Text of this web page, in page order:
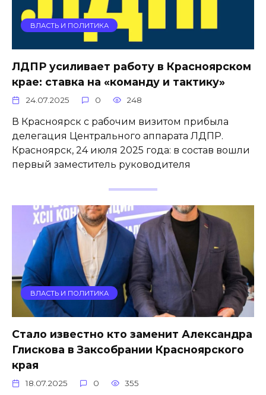
ВЛАСТЬ И ПОЛИТИКА
ЛДПР усиливает работу в Красноярском
крае: ставка на «команду и тактику»
24.07.2025 0 248
В Красноярск с рабочим визитом прибыла
делегация Центрального аппарата ЛДПР.
Красноярск, 24 июля 2025 года: в состав вошли
первый заместитель руководителя
ВЛАСТЬ И ПОЛИТИКА
Стало известно кто заменит Александра
Глискова в Заксобрании Красноярского
края
18.07.2025 0 355